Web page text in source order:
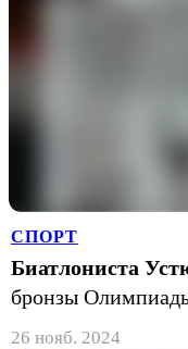
СПОРТ
Биатлониста
бронзы
26 нояб. 2024